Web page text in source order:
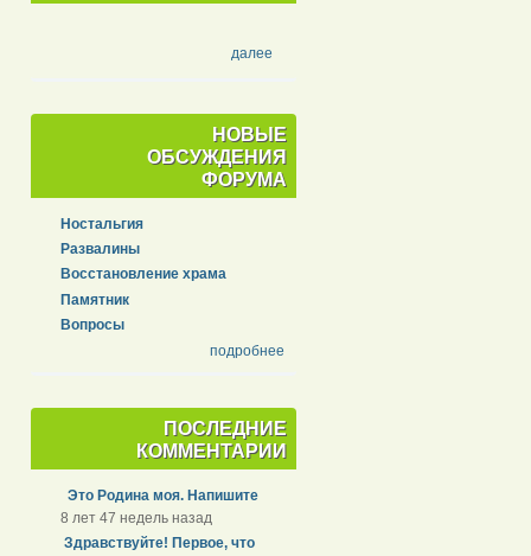
далее
НОВЫЕ
ОБСУЖДЕНИЯ
ФОРУМА
Ностальгия
Развалины
Восстановление храма
Памятник
Вопросы
подробнее
ПОСЛЕДНИЕ
КОММЕНТАРИИ
Это Родина моя. Напишите
8 лет 47 недель назад
Здравствуйте! Первое, что